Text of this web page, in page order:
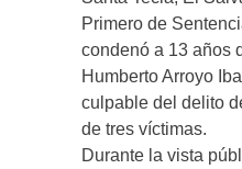
Primero de
condenó a 13 años
Humberto Arroyo
culpable del delito
de tres víctimas.
Durante la vista